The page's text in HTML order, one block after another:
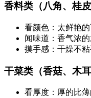
香料类（八角、桂皮
看颜色：太鲜艳
闻味道：香气浓
摸手感：干燥不
干菜类（香菇、木耳
看厚度：厚的比